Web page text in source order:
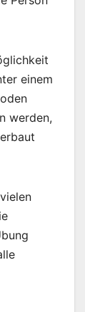
einem
werden,